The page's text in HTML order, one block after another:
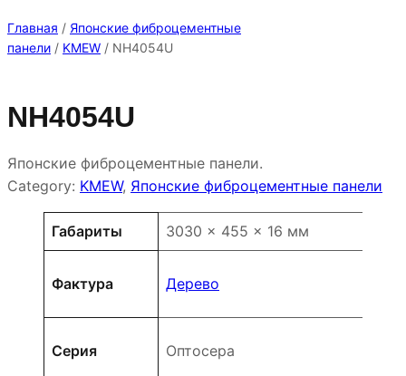
Главная / Японские фиброцементные
панели / KMEW / NH4054U
NH4054U
Японские фиброцементные панели.
Category: KMEW, Японские фиброцементные панели
Атрибуты Значение
Габариты 3030 × 455 × 16 мм
Фактура Дерево
Серия Оптосера